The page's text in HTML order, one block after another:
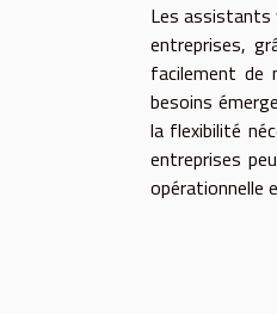
Les assistants
entreprises,
facilement de
besoins
la flexibilité
entreprises
opérationnelle